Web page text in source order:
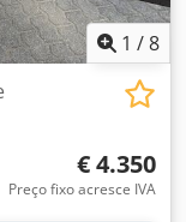
1 /8
€ 4.350
Preço fixo acresce IVA